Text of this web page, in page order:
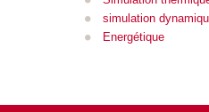
simulation
Energétique